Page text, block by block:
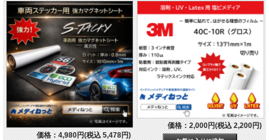
価格：4,980円(税込 5,478円)
価格：2,000円(税込 2,200円)